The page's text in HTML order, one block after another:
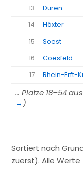
13
Düren
14
Höxter
15
Soest
16
Coesfeld
17
Rhein-Erft-
… Plätze 18–54
→ )
Sortiert nach
zuerst). Alle Werte